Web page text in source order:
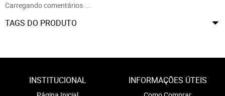
Carregando comentários ...
TAGS DO PRODUTO
INSTITUCIONAL INFORMAÇÕES ÚTEIS